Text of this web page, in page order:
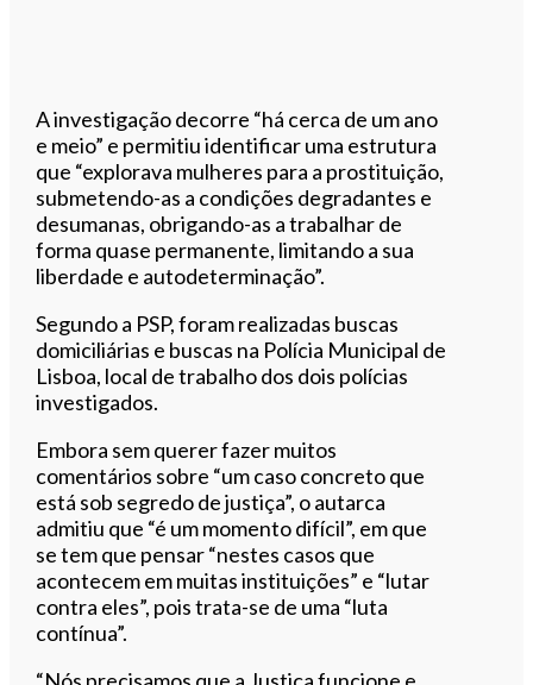
A investigação decorre “há cerca de um ano
e meio” e permitiu identificar uma estrutura
que “explorava mulheres para a prostituição,
submetendo-as a condições degradantes e
desumanas, obrigando-as a trabalhar de
forma quase permanente, limitando a sua
liberdade e autodeterminação”.
Segundo a PSP, foram realizadas buscas
domiciliárias e buscas na Polícia Municipal de
Lisboa, local de trabalho dos dois polícias
investigados.
Embora sem querer fazer muitos
comentários sobre “um caso concreto que
está sob segredo de justiça”, o autarca
admitiu que “é um momento difícil”, em que
se tem que pensar “nestes casos que
acontecem em muitas instituições” e “lutar
contra eles”, pois trata-se de uma “luta
contínua”.